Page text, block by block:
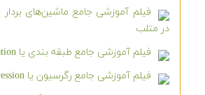
در متلب
فیلم آموزشی جامع طبقه بندی یا Classification
فیلم آموزشی جامع رگرسیون یا Regression